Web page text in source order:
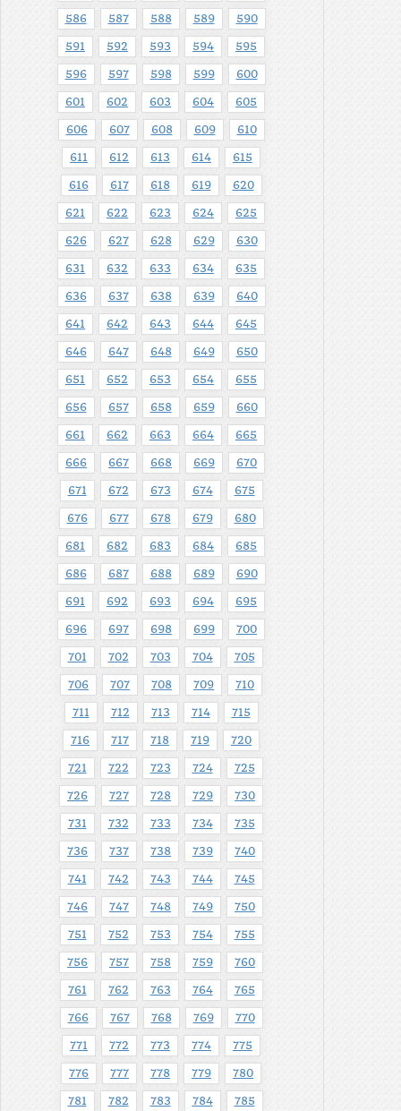
586 587 588 589 590
591 592 593 594 595
596 597 598 599 600
601 602 603 604 605
606 607 608 609 610
611 612 613 614 615
616 617 618 619 620
621 622 623 624 625
626 627 628 629 630
631 632 633 634 635
636 637 638 639 640
641 642 643 644 645
646 647 648 649 650
651 652 653 654 655
656 657 658 659 660
661 662 663 664 665
666 667 668 669 670
671 672 673 674 675
676 677 678 679 680
681 682 683 684 685
686 687 688 689 690
691 692 693 694 695
696 697 698 699 700
701 702 703 704 705
706 707 708 709 710
711 712 713 714 715
716 717 718 719 720
721 722 723 724 725
726 727 728 729 730
731 732 733 734 735
736 737 738 739 740
741 742 743 744 745
746 747 748 749 750
751 752 753 754 755
756 757 758 759 760
761 762 763 764 765
766 767 768 769 770
771 772 773 774 775
776 777 778 779 780
781 782 783 784 785